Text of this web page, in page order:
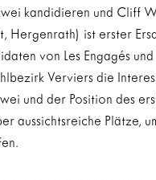
kandidieren und Cliff
Hergenrath) ist erster
von Les Engagés
Verviers die
und der Position des
aussichtsreiche Plätze,